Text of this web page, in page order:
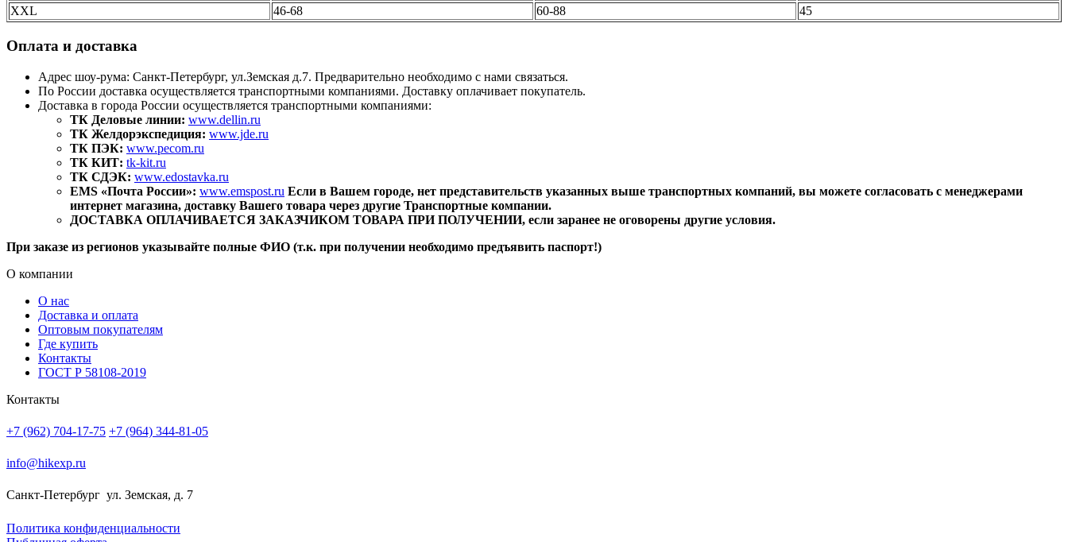
XXL
46-68 60-88 45
Оплата и доставка
Адрес шоу-рума: Санкт-Петербург, ул.Земская д.7. Предварительно необходимо с нами связаться.
По России доставка осуществляется транспортными компаниями. Доставку оплачивает покупатель.
Доставка в города России осуществляется транспортными компаниями:
ТК Деловые линии: www.dellin.ru
ТК Желдорэкспедиция: www.jde.ru
ТК ПЭК: www.pecom.ru
ТК КИТ: tk-kit.ru
ТК СДЭК: www.edostavka.ru
EMS «Почта России»: www.emspost.ru Если в Вашем городе, нет представительств указанных выше транспортных компаний, вы можете согласовать с менеджерами
интернет магазина, доставку Вашего товара через другие Транспортные компании.
ДОСТАВКА ОПЛАЧИВАЕТСЯ ЗАКАЗЧИКОМ ТОВАРА ПРИ ПОЛУЧЕНИИ, если заранее не оговорены другие условия.
При заказе из регионов указывайте полные ФИО (т.к. при получении необходимо предъявить паспорт!)
О компании
О нас
Доставка и оплата
Оптовым покупателям
Где купить
Контакты
ГОСТ Р 58108-2019
Контакты
+7 (962) 704-17-75 +7 (964) 344-81-05
info@hikexp.ru
Санкт-Петербург ул. Земская, д. 7
Политика конфиденциальности